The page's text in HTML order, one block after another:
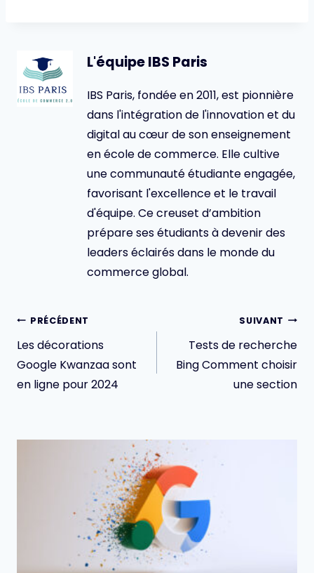
L'équipe IBS Paris
IBS Paris, fondée en 2011, est pionnière
dans l'intégration de l'innovation et du
digital au cœur de son enseignement
en école de commerce. Elle cultive
une communauté étudiante engagée,
favorisant l'excellence et le travail
d'équipe. Ce creuset d’ambition
prépare ses étudiants à devenir des
leaders éclairés dans le monde du
commerce global.
Navigation
de
l’article
PRÉCÉDENT
Les décorations
Google Kwanzaa sont
en ligne pour 2024
SUIVANT
Tests de recherche
Bing Comment choisir
une section